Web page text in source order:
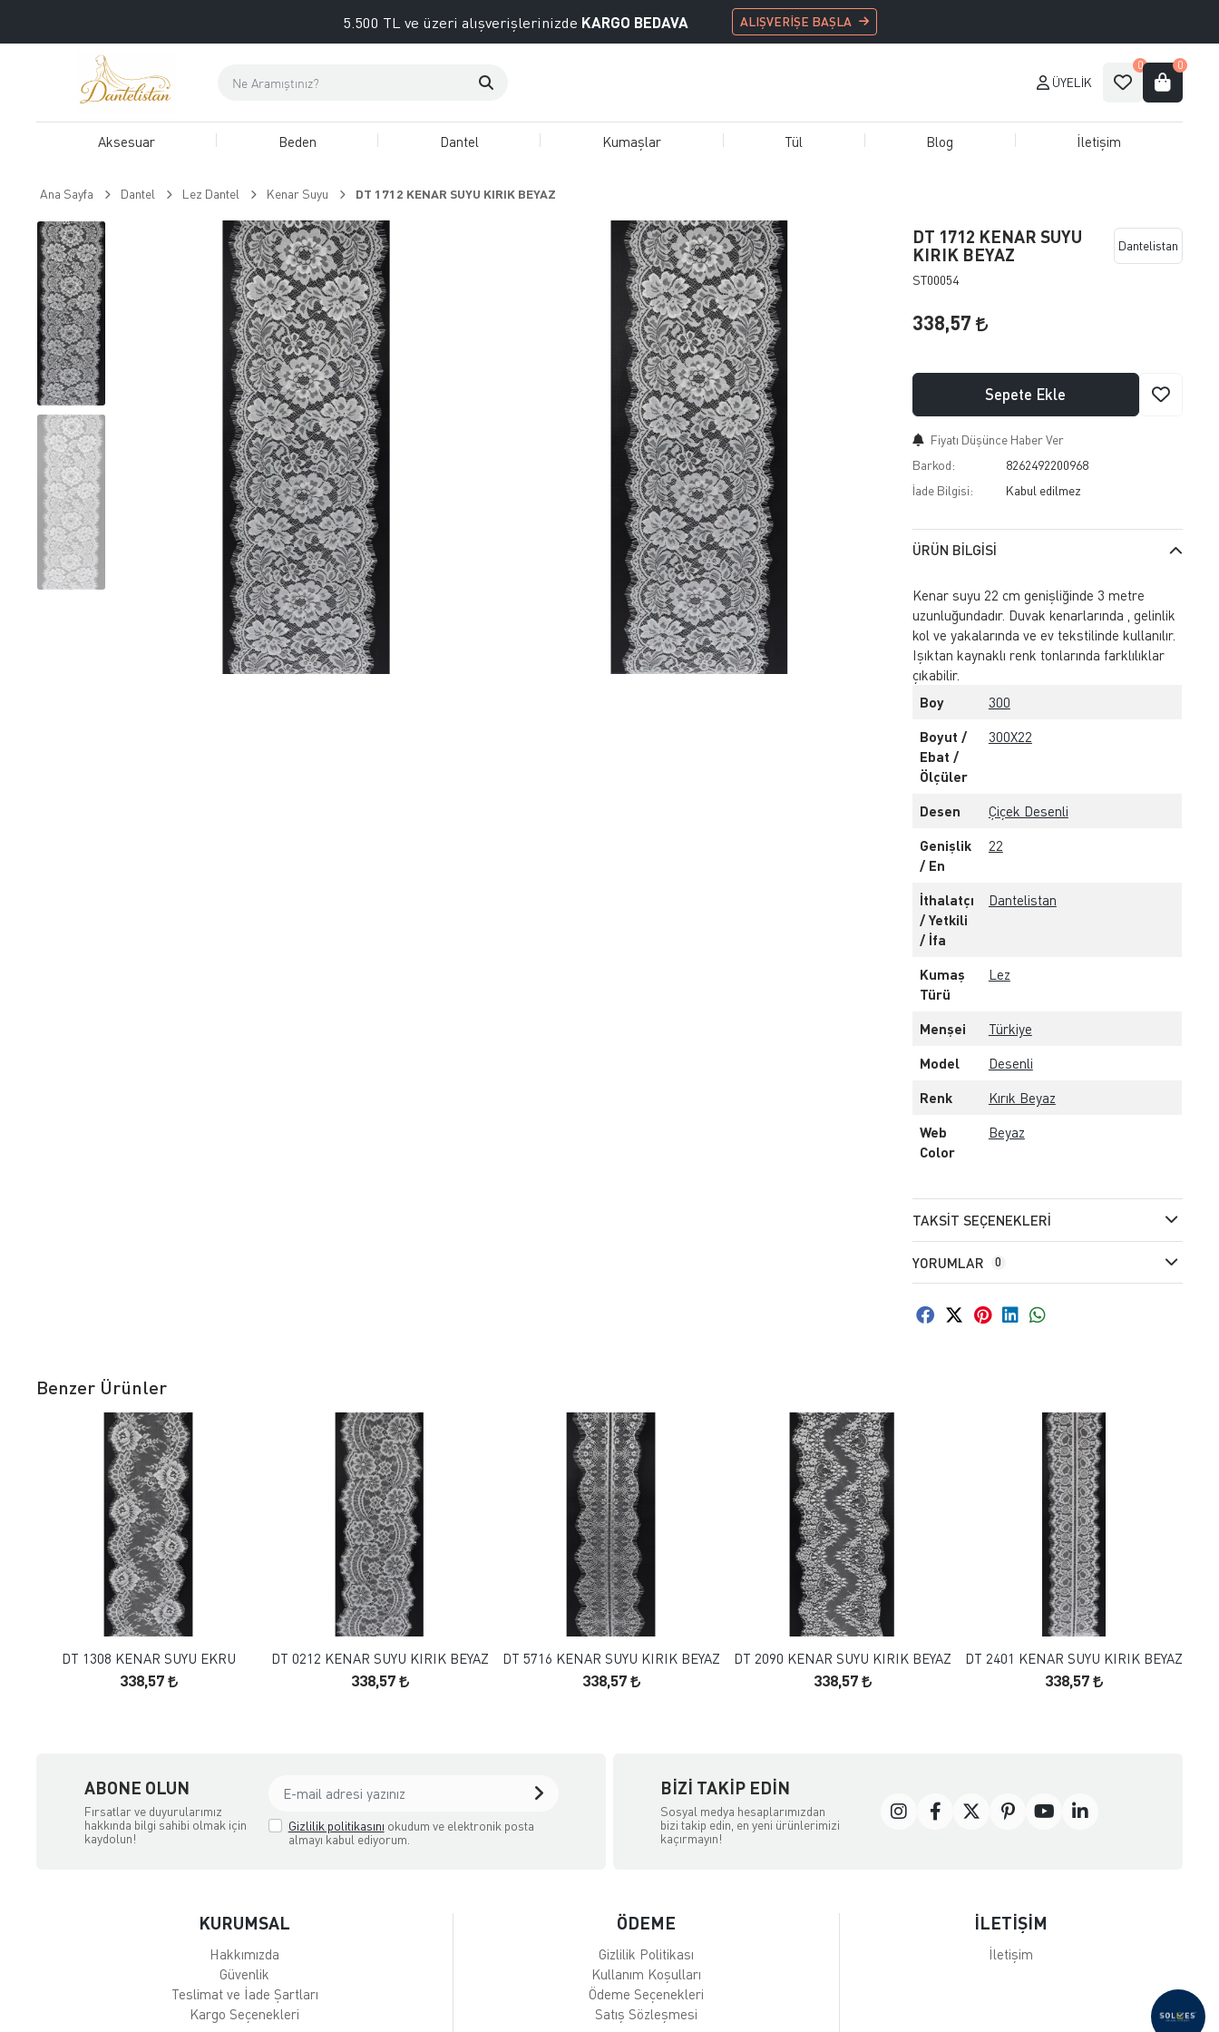
5.500 TL ve üzeri alışverişlerinizde KARGO BEDAVA ALIŞVERİŞE BAŞLA
ÜYELIK
0 0
Aksesuar Beden Dantel Kumaşlar Tül Blog İletişim
Ana Sayfa Dantel Lez Dantel Kenar Suyu DT 1712 KENAR SUYU KIRIK BEYAZ
DT 1712 KENAR SUYU
KIRIK BEYAZ
ST00054
Dantelistan
338,57
Sepete Ekle
Fiyatı Düşünce Haber Ver
Barkod:
8262492200968
İade Bilgisi:
ÜRÜN BILGISI
Kenar suyu 22 cm genişliğinde 3 metre
uzunluğundadır. Duvak kenarlarında , gelinlik
kol ve yakalarında ve ev tekstilinde kullanılır.
Işıktan kaynaklı renk tonlarında farklılıklar
çıkabilir.
Boy
300
Boyut /
Ebat /
Ölçüler
300X22
Desen Çiçek Desenli
Genişlik
/ En
22
İthalatçı
/ Yetkili
/ İfa
Dantelistan
Kumaş
Türü
Lez
Menşei Türkiye
Model Desenli
Renk Kırık Beyaz
Web
Color
Beyaz
TAKSIT SEÇENEKLERI
YORUMLAR 0
Benzer Ürünler
FAVORILERE EKLE
SEPETE EKLE
DT 1308 KENAR SUYU EKRU
338,57
FAVORILERE EKLE
SEPETE EKLE
DT 0212 KENAR SUYU KIRIK BEYAZ
338,57
FAVORILERE EKLE
SEPETE EKLE
DT 5716 KENAR SUYU KIRIK BEYAZ
338,57
FAVORILERE EKLE
SEPETE EKLE
DT 2090 KENAR SUYU KIRIK BEYAZ
338,57
FAVORILERE EKLE
SEPETE EKLE
DT 2401 KENAR SUYU KIRIK BEYAZ
338,57
ABONE OLUN
Fırsatlar ve duyurularımız
hakkında bilgi sahibi olmak için
kaydolun!
Gizlilik politikasını okudum ve elektronik posta
almayı kabul ediyorum.
BIZI TAKIP EDIN
Sosyal medya hesaplarımızdan
bizi takip edin, en yeni ürünlerimizi
kaçırmayın!
KURUMSAL
Hakkımızda
Güvenlik
Teslimat ve İade Şartları
Kargo Seçenekleri
ÖDEME
Gizlilik Politikası
Kullanım Koşulları
Ödeme Seçenekleri
Satış Sözleşmesi
İLETİŞİM
İletişim